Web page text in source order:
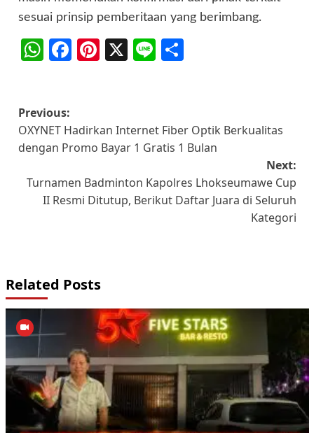
sesuai prinsip pemberitaan yang berimbang.
WhatsApp
Facebook
Pinterest
X Line
Post
navigation
Previous:
OXYNET Hadirkan Internet Fiber Optik Berkualitas
dengan Promo Bayar 1 Gratis 1 Bulan
Next:
Turnamen Badminton Kapolres Lhokseumawe Cup
II Resmi Ditutup, Berikut Daftar Juara di Seluruh
Kategori
Related Posts